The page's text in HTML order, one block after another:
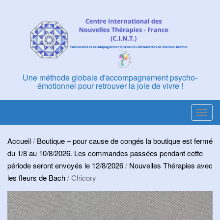
Une méthode globale d'accompagnement psycho-
émotionnel pour retrouver la joie de vivre !
T
o
g
g
l
n
a
v
Accueil/ Boutique – pour cause de congés la boutique est fermé
du 1/8 au 10/8/2026. Les commandes passées pendant cette
période seront envoyés le 12/8/2026/ Nouvelles Thérapies avec
les fleurs de Bach/ Chicory